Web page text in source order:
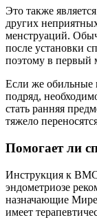
Это также
других
менструаций.
после установки
поэтому в первый
Если же обильные
подряд,
стать ранняя
тяжело
Помогает ли
Инструкция к
эндометриозе
назначающие
имеет